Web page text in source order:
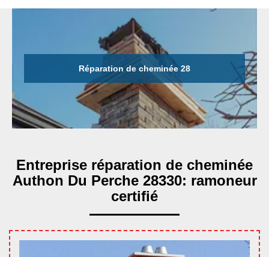
Réparation de cheminée 28
Entreprise réparation de cheminée
Authon Du Perche 28330: ramoneur
certifié